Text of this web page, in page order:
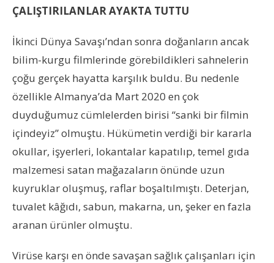
ÇALIŞTIRILANLAR AYAKTA TUTTU
İkinci Dünya Savaşı’ndan sonra doğanların ancak
bilim-kurgu filmlerinde görebildikleri sahnelerin
çoğu gerçek hayatta karşılık buldu. Bu nedenle
özellikle Almanya’da Mart 2020 en çok
duyduğumuz cümlelerden birisi “sanki bir filmin
içindeyiz” olmuştu. Hükümetin verdiği bir kararla
okullar, işyerleri, lokantalar kapatılıp, temel gıda
malzemesi satan mağazaların önünde uzun
kuyruklar oluşmuş, raflar boşaltılmıştı. Deterjan,
tuvalet kâğıdı, sabun, makarna, un, şeker en fazla
aranan ürünler olmuştu.
Virüse karşı en önde savaşan sağlık çalışanları için